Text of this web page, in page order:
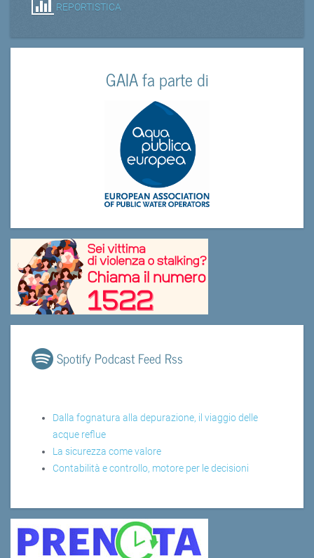
REPORTISTICA
GAIA fa parte di
Spotify Podcast Feed Rss
Dalla fognatura alla depurazione, il viaggio delle
acque reflue
La sicurezza come valore
Contabilità e controllo, motore per le decisioni